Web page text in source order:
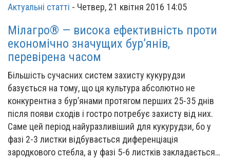
Актуальні статті - Четвер, 21 квітня 2016 14:05
Мілагро® — висока ефективність проти
економічно значущих бур’янів,
перевірена часом
Більшість сучасних систем захисту кукурудзи
базується на тому, що ця культура абсолютно не
конкурентна з бур’янами протягом перших 25-35 днів
після появи сходів і гостро потребує захисту від них.
Саме цей період найуразливіший для кукурудзи, бо у
фазі 2-3 листки відбувається диференціація
зародкового стебла, а у фазі 5-6 листків закладається…